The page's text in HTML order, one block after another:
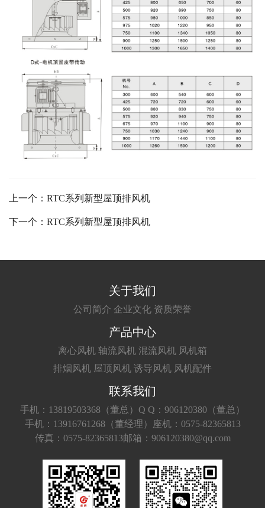
上一个：RTC系列新型屋顶排风机
下一个：RTC系列新型屋顶排风机
关于我们
公司简介 企业文化 资质荣誉
产品中心
离心风机 轴流风机 混流风机 风机箱
排烟风机 屋顶风机 诱导风机 风机配件
联系我们
手机：13819503368（董总） Q Q：906120380（董总）
手机：13916761268（董经理）
座机：0575-82365813
传真：0575-82365813邮箱：906120380@qq.com